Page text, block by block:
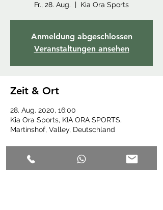
Fr., 28. Aug.
  |
Kia Ora Sports
Anmeldung abgeschlossen
Veranstaltungen ansehen
Zeit & Ort
28. Aug. 2020, 16:00
Kia Ora Sports, KIA ORA SPORTS,
Martinshof, Valley, Deutschland